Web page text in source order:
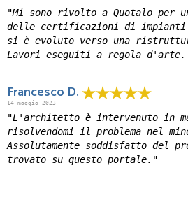
"Mi sono rivolto a Quotalo per
delle certificazioni di
si è evoluto verso una
Lavori eseguiti a regola d'arte.
Francesco D.
14 maggio 2023
"L'architetto è intervenuto in
risolvendomi il problema nel
Assolutamente soddisfatto del
trovato su questo portale."